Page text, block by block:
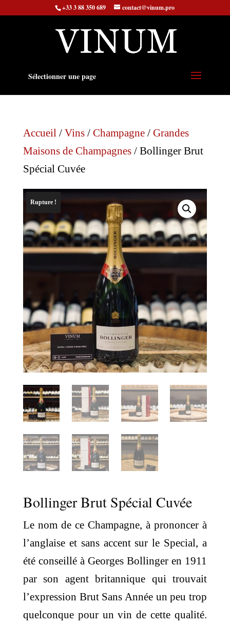
+33 3 88 350 689 contact@vinum.pro
Sélectionner une page
Accueil/ Vins/ Champagne/ Grandes
Maisons de Champagnes/ Bollinger Brut
Spécial Cuvée
Rupture !
Bollinger Brut Spécial Cuvée
Le nom de ce Champagne, à prononcer à
l’anglaise et sans accent sur le Special, a
été conseillé à Georges Bollinger en 1911
par son agent britannique qui trouvait
l’expression Brut Sans Année un peu trop
quelconque pour un vin de cette qualité.